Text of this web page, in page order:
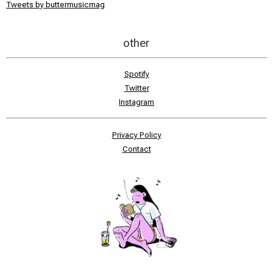
Tweets by buttermusicmag
other
Spotify
Twitter
Instagram
Privacy Policy
Contact